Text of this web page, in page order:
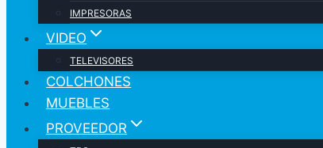
IMPRESORAS
VIDEO
TELEVISORES
COLCHONES
MUEBLES
PROVEEDOR